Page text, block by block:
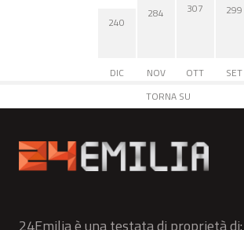
240
DIC
284
NOV
307
OTT
299
SET
TORNA SU
24Emilia è una testata di proprietà di: